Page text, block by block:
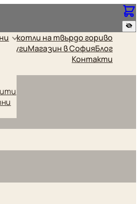
котли на твърдо гориво
ДругиМагазин в СофияБлог
Контакти